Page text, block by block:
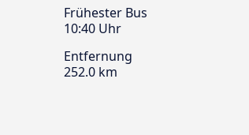
Frühester Bus
10:40 Uhr
Entfernung
252.0 km